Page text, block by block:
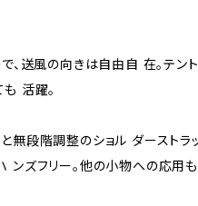
、送風の向きは自由自 在。テン
活躍。
無段階調整のショル ダーストラ
ンズフリー。他の小物への応用も